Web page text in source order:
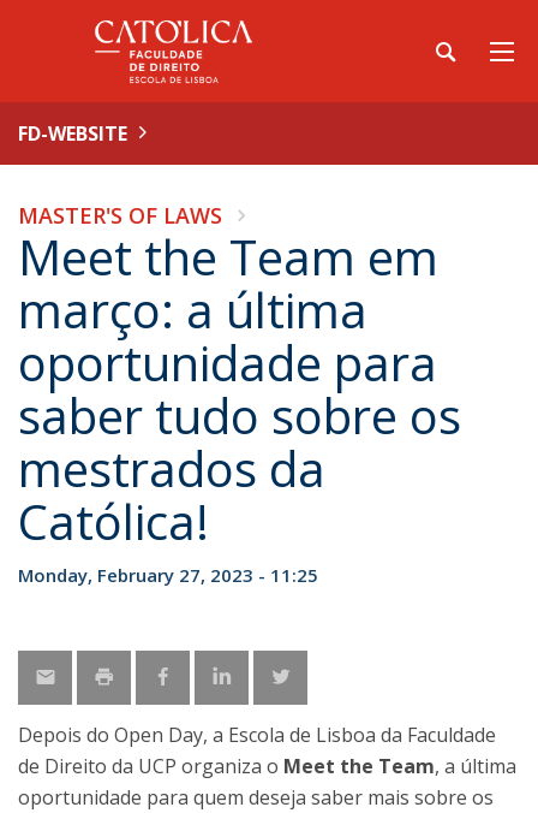
FD-WEBSITE
MASTER'S OF LAWS
Meet the Team em
março: a última
oportunidade para
saber tudo sobre os
mestrados da
Católica!
Monday, February 27, 2023 - 11:25
Depois do Open Day, a Escola de Lisboa da Faculdade
de Direito da UCP organiza o Meet the Team, a última
oportunidade para quem deseja saber mais sobre os